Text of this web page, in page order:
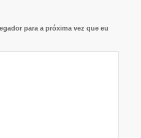
para a próxima vez que eu